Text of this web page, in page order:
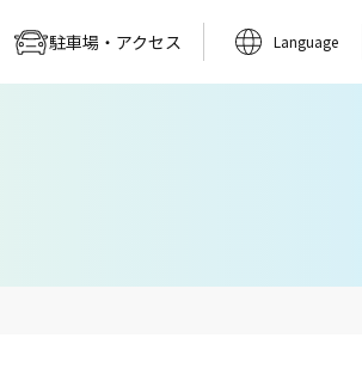
駐車場・アクセス Language